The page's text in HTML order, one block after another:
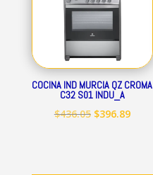
COCINA IND MURCIA QZ CROMA
C32 S01 INDU_A
$436.05 El
$396.89El